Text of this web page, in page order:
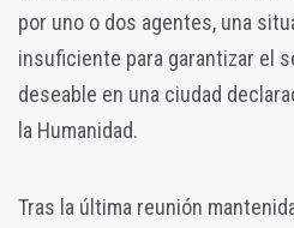
por uno o dos agentes, una
insuficiente para garantizar el
deseable en una ciudad
la Humanidad.
Tras la última reunión